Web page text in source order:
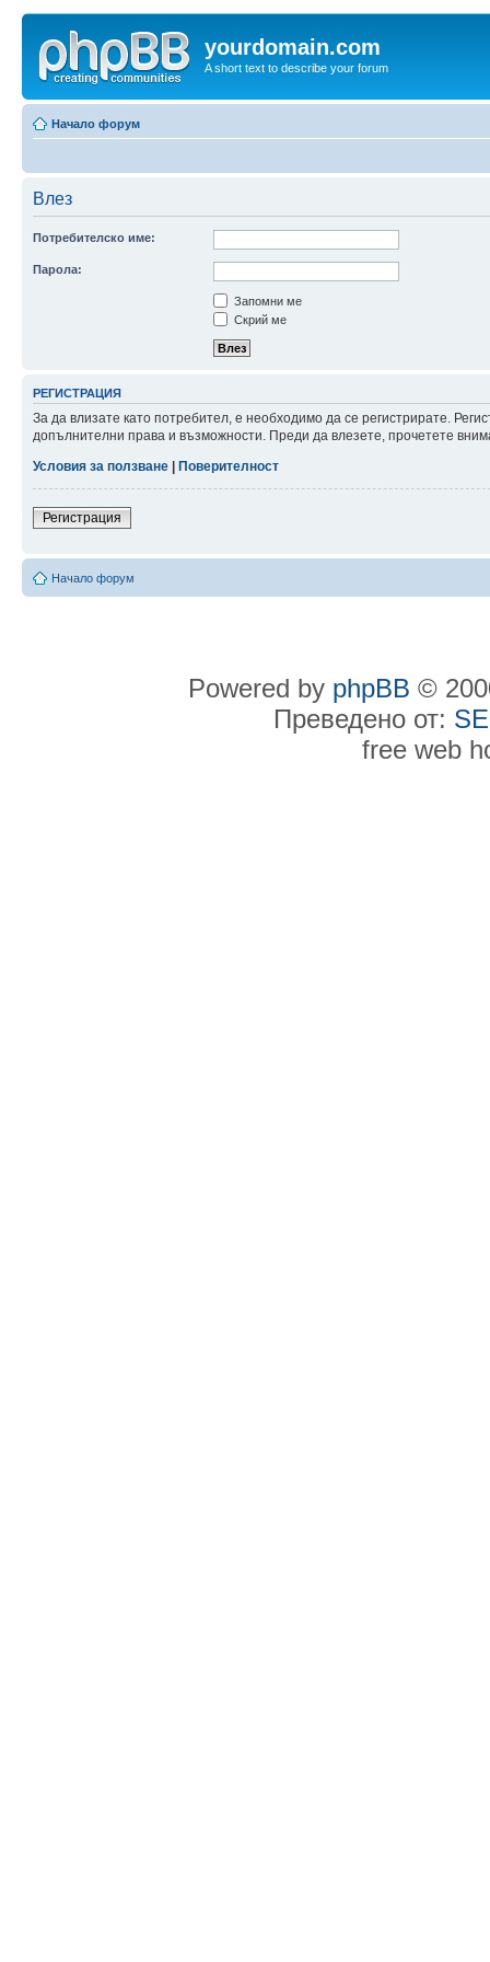
yourdomain.com
A short text to describe your forum
Начало форум
Влез
Потребителско име:
Парола:
Запомни ме
Скрий ме
РЕГИСТРАЦИЯ
За да влизате като потребител, е необходимо да се регистрирате.
допълнителни права и възможности. Преди да влезете, прочетете
Условия за ползване
Поверителност
Регистрация
Начало форум
Powered by phpBB ©
Преведено от:
free web